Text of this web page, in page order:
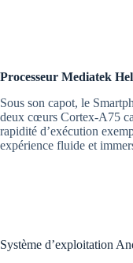
Processeur Mediatek
Sous son capot, le
deux cœurs Cortex-A75
rapidité d’exécution
expérience fluide et
Système d’exploitation